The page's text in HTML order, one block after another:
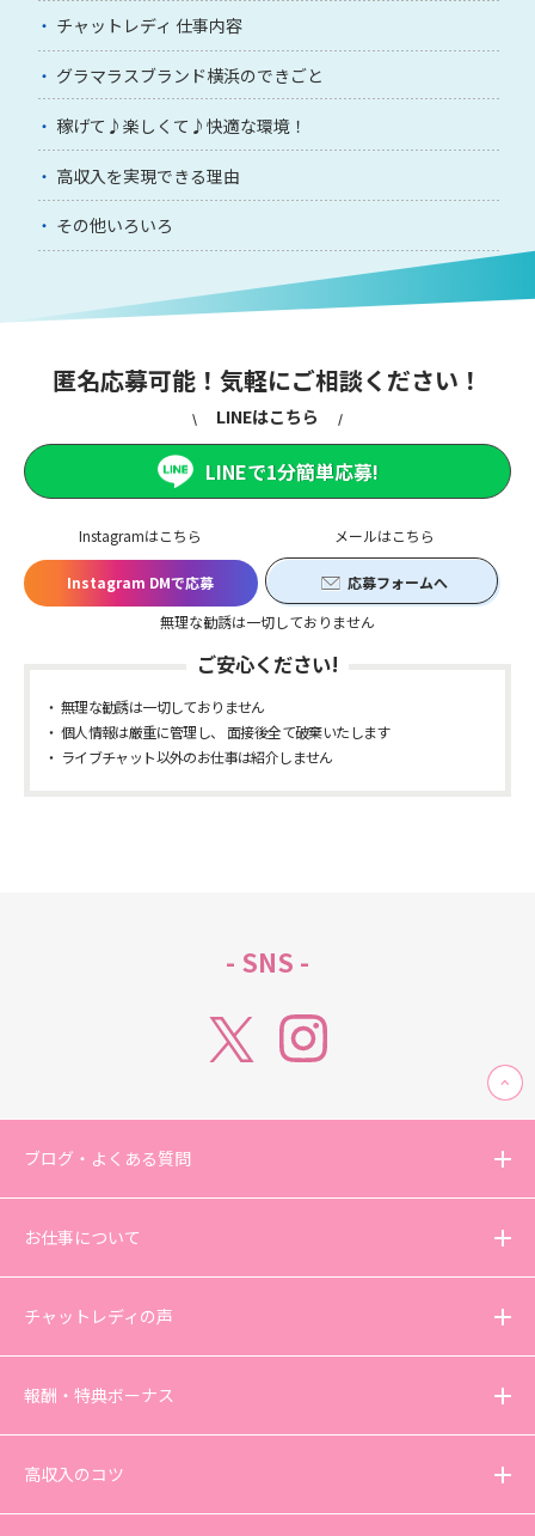
チャットレディ 仕事内容
グラマラスブランド横浜のできごと
稼げて♪楽しくて♪快適な環境！
高収入を実現できる理由
その他いろいろ
匿名応募可能！気軽にご相談ください！
Instagramはこちら
Instagram DMで応募
メールはこちら
応募フォームへ
無理な勧誘は一切しておりません
LINEはこちら
LINEで1分簡単応募!
ご安心ください!
無理な勧誘は一切しておりません
個人情報は厳重に管理し、 面接後全て破棄いたします
ライブチャット以外のお仕事は紹介しません
- SNS -
ブログ・よくある質問
お仕事について
チャットレディの声
報酬・特典ボーナス
高収入のコツ